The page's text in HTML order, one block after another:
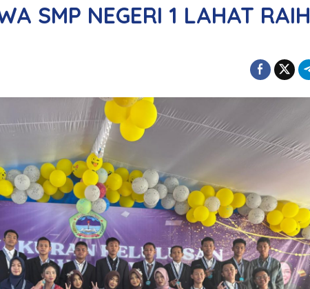
SMP NEGERI 1 LAHAT RAIH